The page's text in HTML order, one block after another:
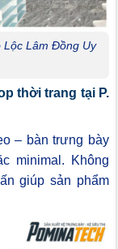
Lộc Lâm Đồng Uy
thời trang tại P.
– bàn trưng bày
minimal. Không
giúp sản phẩm